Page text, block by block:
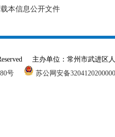
本信息公开文件
Reserved 主办单位：常州市武进
号
苏公网安备